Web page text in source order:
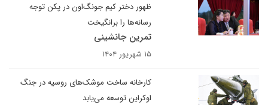
ظهور دختر کیم جونگ‌اون در پکن توجه
رسانه‌ها را برانگیخت
تمرین جانشینی
۱۵ شهریور ۱۴۰۴
کارخانه ساخت موشک‌های روسیه در جنگ
اوکراین توسعه می‌یابد